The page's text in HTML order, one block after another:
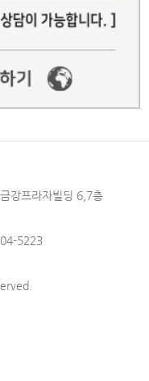
강프라자빌딩 6,7층
5223